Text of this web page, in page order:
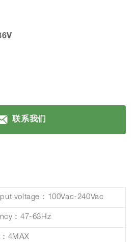
联系我们
voltage：100Vac-240Vac
：47-63Hz
4MAX